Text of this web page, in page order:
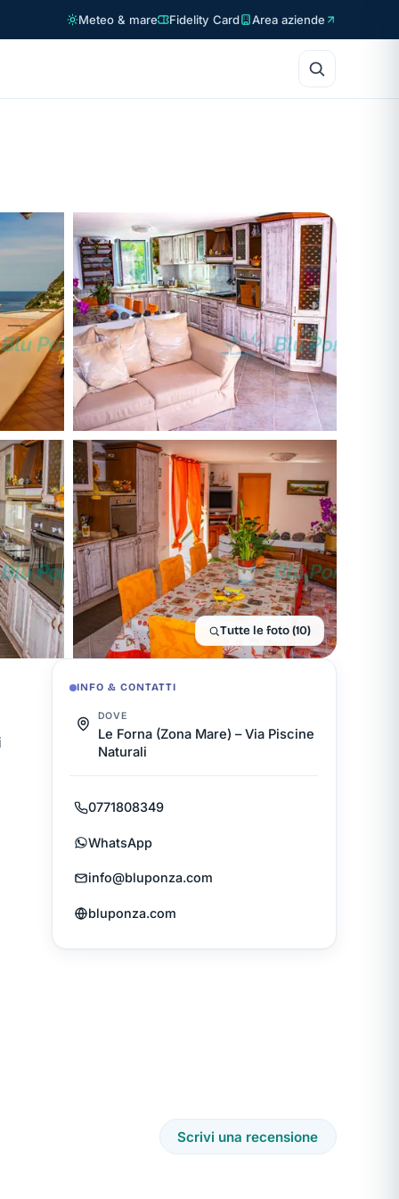
Meteo & mare Fidelity Card Area aziende
Tutte le foto (10)
INFO & CONTATTI
DOVE
Le Forna (Zona Mare) – Via Piscine
Naturali
0771808349
WhatsApp
info@bluponza.com
bluponza.com
Scrivi una recensione